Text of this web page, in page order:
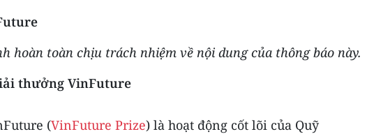
hoàn toàn chịu trách nhiệm về nội dung của thông báo này.
thưởng VinFuture
(VinFuture Prize) là hoạt động cốt lõi của Quỹ